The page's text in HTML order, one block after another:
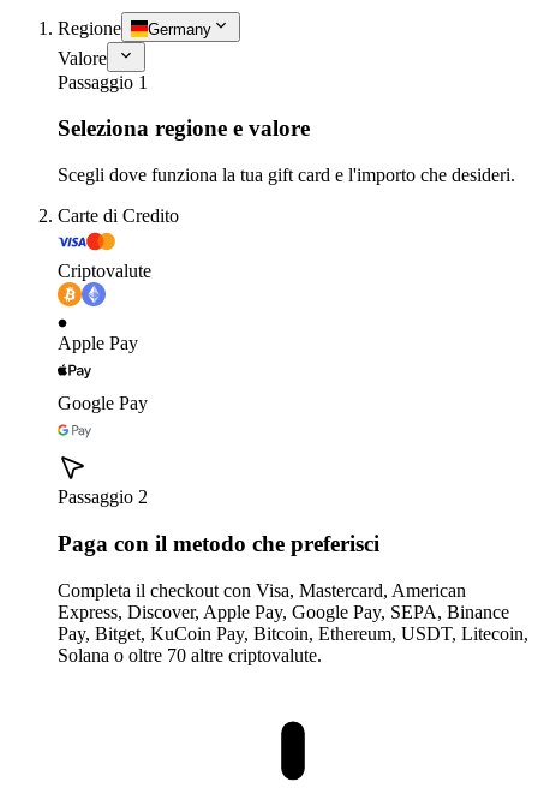
Regione Germany
Valore
Passaggio 1
Seleziona regione e valore
Scegli dove funziona la tua gift card e l'importo che desideri.
Carte di Credito
Criptovalute
Apple Pay
Google Pay
Passaggio 2
Paga con il metodo che preferisci
Completa il checkout con Visa, Mastercard, American
Express, Discover, Apple Pay, Google Pay, SEPA, Binance
Pay, Bitget, KuCoin Pay, Bitcoin, Ethereum, USDT, Litecoin,
Solana o oltre 70 altre criptovalute.